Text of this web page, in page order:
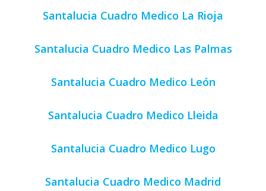
Santalucia Cuadro Medico La Rioja
Santalucia Cuadro Medico Las Palmas
Santalucia Cuadro Medico León
Santalucia Cuadro Medico Lleida
Santalucia Cuadro Medico Lugo
Santalucia Cuadro Medico Madrid